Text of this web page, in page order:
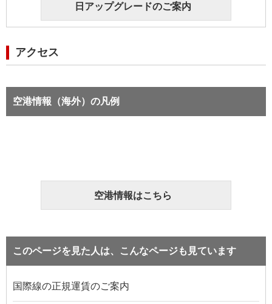
日アップグレードのご案内
アクセス
空港情報（海外）の凡例
空港情報はこちら
このページを見た人は、こんなページも見ています
国際線の正規運賃のご案内